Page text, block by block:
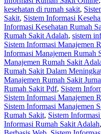
kesehatan di rumah sakit,
Sakit, Sistem Informasi
Informasi Kesehatan Rumah
Rumah Sakit Adalah, sistem
Sistem Informasi Manajemen
Informasi Manajemen Rumah
Manajemen Rumah Sakit
Rumah Sakit Dalam
Manajemen Rumah Sakit
Rumah Sakit Pdf, Sistem
Sistem Informasi Manajemen
Sistem Informasi Manajemen
Rumah Sakit, Sistem
Informasi Rumah Sakit Adalah,